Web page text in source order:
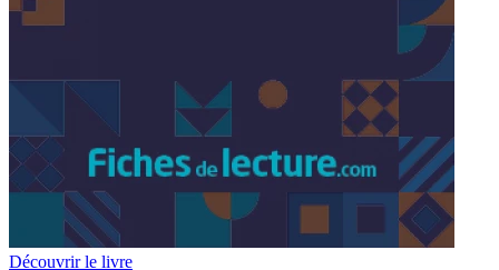
Découvrir le livre